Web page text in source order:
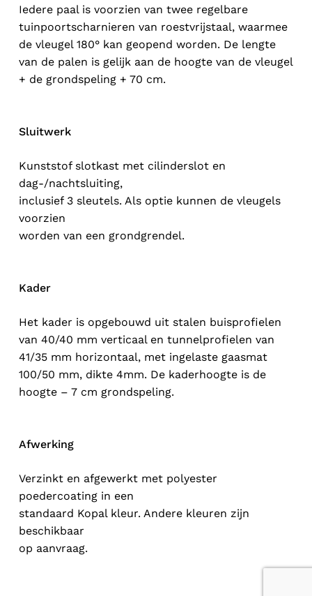
Subtotaal:
Iedere paal is voorzien van twee regelbare
tuinpoortscharnieren van roestvrijstaal, waarmee
de vleugel 180° kan geopend worden. De lengte
van de palen is gelijk aan de hoogte van de vleugel
+ de grondspeling + 70 cm.
Sluitwerk
Kunststof slotkast met cilinderslot en
dag-/nachtsluiting,
inclusief 3 sleutels. Als optie kunnen de vleugels
voorzien
worden van een grondgrendel.
Kader
Het kader is opgebouwd uit stalen buisprofielen
van 40/40 mm verticaal en tunnelprofielen van
41/35 mm horizontaal, met ingelaste gaasmat
100/50 mm, dikte 4mm. De kaderhoogte is de
hoogte – 7 cm grondspeling.
Afwerking
Verzinkt en afgewerkt met polyester
poedercoating in een
standaard Kopal kleur. Andere kleuren zijn
beschikbaar
op aanvraag.